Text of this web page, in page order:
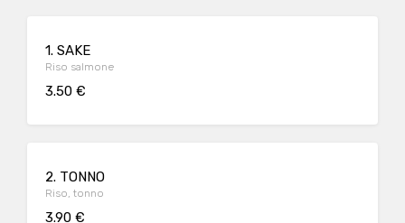
1. SAKE
Riso salmone
3.50 €
2. TONNO
Riso, tonno
3.90 €